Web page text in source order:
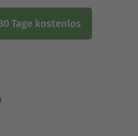
Tage kostenlos